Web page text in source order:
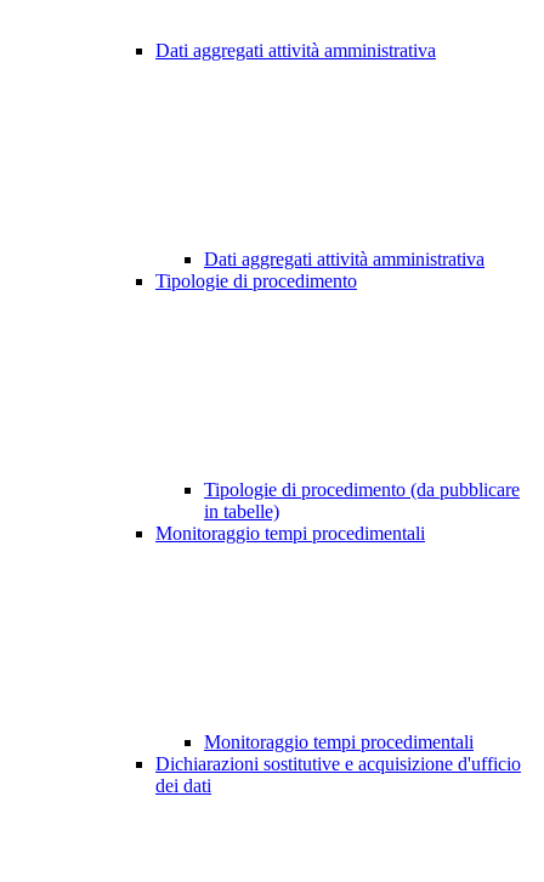
Dati aggregati attività amministrativa
Dati aggregati attività amministrativa
Tipologie di procedimento
Tipologie di procedimento (da pubblicare
in tabelle)
Monitoraggio tempi procedimentali
Monitoraggio tempi procedimentali
Dichiarazioni sostitutive e acquisizione d'ufficio
dei dati